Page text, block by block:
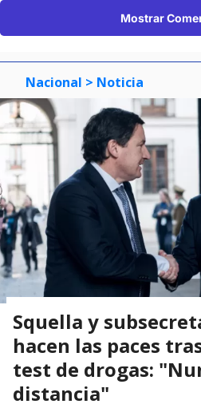
Mostrar
Nacional > Noticia
Squella y
hacen las paces
test de drogas:
distancia"